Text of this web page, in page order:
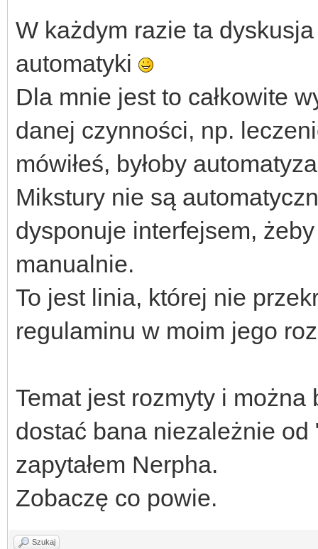
W każdym razie ta
automatyki
Dla mnie jest to całkowite
danej czynności, np.
mówiłeś, byłoby
Mikstury nie są
dysponuje interfejsem,
manualnie.
To jest linia, której nie
regulaminu w moim jego
Temat jest rozmyty i
dostać bana niezależnie
zapytałem Nerpha.
Zobaczę co powie.
Szukaj